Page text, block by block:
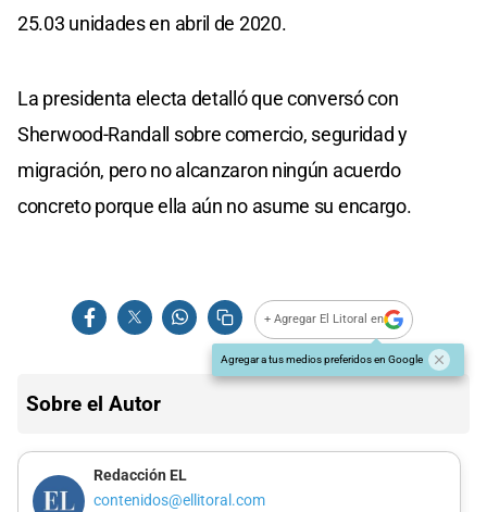
25.03 unidades en abril de 2020.
La presidenta electa detalló que conversó con
Sherwood-Randall sobre comercio, seguridad y
migración, pero no alcanzaron ningún acuerdo
concreto porque ella aún no asume su encargo.
+ Agregar El Litoral en
Agregar a tus medios preferidos en Google
Sobre el Autor
Redacción EL
contenidos@ellitoral.com